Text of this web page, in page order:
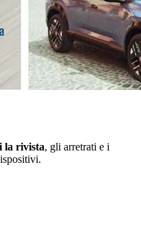
la rivista, gli arretrati e i